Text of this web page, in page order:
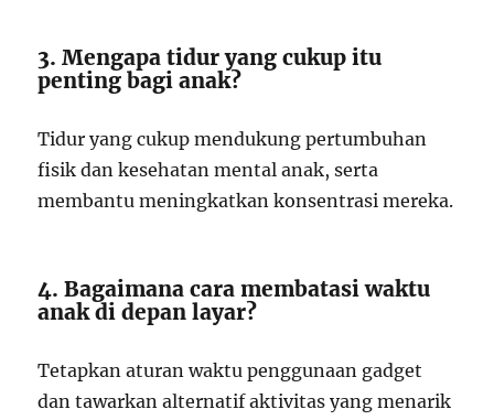
3. Mengapa tidur yang cukup itu
penting bagi anak?
Tidur yang cukup mendukung pertumbuhan
fisik dan kesehatan mental anak, serta
membantu meningkatkan konsentrasi mereka.
4. Bagaimana cara membatasi waktu
anak di depan layar?
Tetapkan aturan waktu penggunaan gadget
dan tawarkan alternatif aktivitas yang menarik